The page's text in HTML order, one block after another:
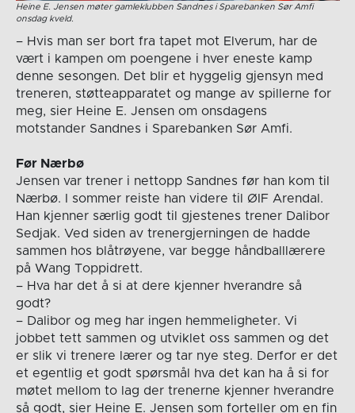
Heine E. Jensen møter gamleklubben Sandnes i Sparebanken Sør Amfi
onsdag kveld.
– Hvis man ser bort fra tapet mot Elverum, har de
vært i kampen om poengene i hver eneste kamp
denne sesongen. Det blir et hyggelig gjensyn med
treneren, støtteapparatet og mange av spillerne for
meg, sier Heine E. Jensen om onsdagens
motstander Sandnes i Sparebanken Sør Amfi.
Før Nærbø
Jensen var trener i nettopp Sandnes før han kom til
Nærbø. I sommer reiste han videre til ØIF Arendal.
Han kjenner særlig godt til gjestenes trener Dalibor
Sedjak. Ved siden av trenergjerningen de hadde
sammen hos blåtrøyene, var begge håndballlærere
på Wang Toppidrett.
– Hva har det å si at dere kjenner hverandre så
godt?
– Dalibor og meg har ingen hemmeligheter. Vi
jobbet tett sammen og utviklet oss sammen og det
er slik vi trenere lærer og tar nye steg. Derfor er det
et egentlig et godt spørsmål hva det kan ha å si for
møtet mellom to lag der trenerne kjenner hverandre
så godt, sier Heine E. Jensen som forteller om en fin